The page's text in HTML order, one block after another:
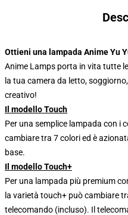
Ottieni una lampada Anime Yu
Anime Lamps porta in vita tutte
la tua camera da letto,
creativo!
Il modello Touch
Per una semplice lampada con i
cambiare tra 7 colori ed è
base.
Il modello Touch+
Per una lampada più premium
la varietà touch+ può cambiare
telecomando (incluso). Il